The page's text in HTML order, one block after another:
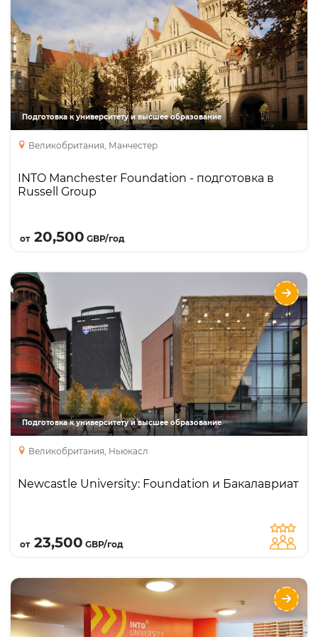
Подготовка к университету и высшее образование
Великобритания, Манчестер
INTO Manchester Foundation - подготовка в
Russell Group
от20,500 GBP/год
Описание
Курсы
Языки
Направления
Гарантированное зачисление в 16 британских
университетов Северного Консорциума,
включая престижный University of Manchester, и
возможность поступления в другие
университеты.
Подготовка к университету и высшее образование
Великобритания, Ньюкасл
Newcastle University: Foundation и Бакалавриат
от23,500 GBP/год
Newcastle University: Foundation и
Бакалавриат
Описание
Курсы
Языки
Направления
Член Рассел Групп, входит в топ 22
университетов в Великобритании. Топ 5
специальностей: Архитектура, Биомедицинские
науки, Бизнес и маркетинг, Химический
инжиниринг, Коммуникации и Медиа
University of East Anglia Foundation и
Бакалавриат